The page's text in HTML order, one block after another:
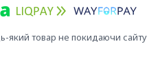
який товар не покидаючи